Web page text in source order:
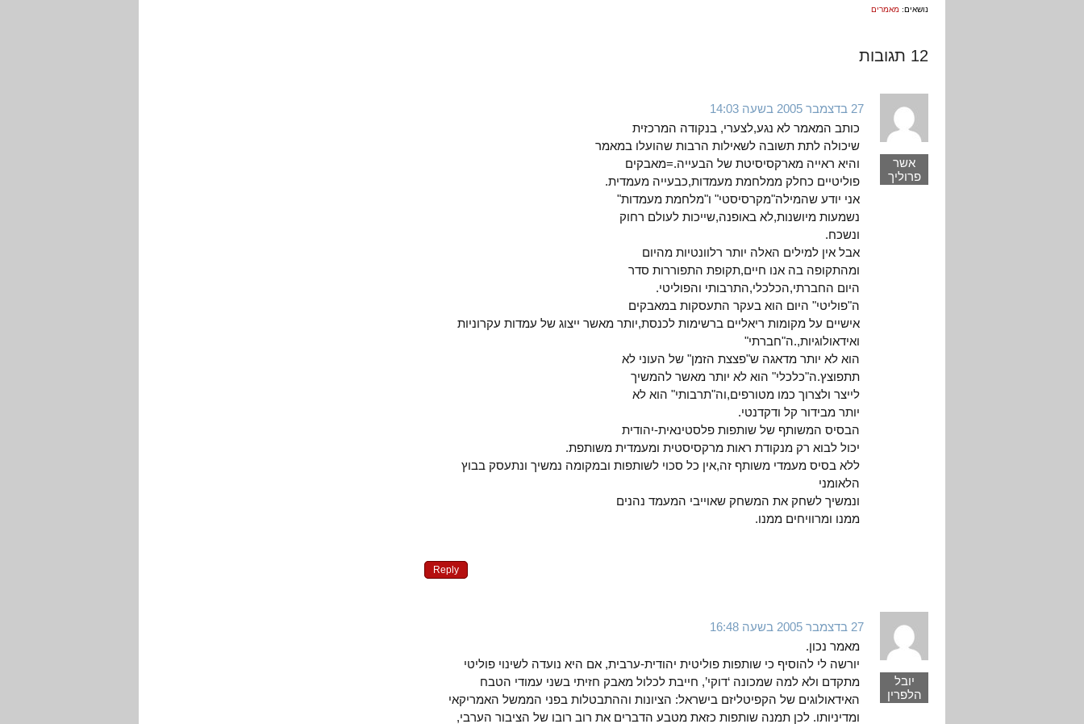
נושאים: מאמרים
12 תגובות
אשר
פרוליך
27 בדצמבר 2005 בשעה 14:03
כותב המאמר לא נגע,לצערי, בנקודה המרכזית
שיכולה לתת תשובה לשאילות הרבות שהועלו במאמר
והיא ראייה מארקסיסיטת של הבעייה.=מאבקים
פוליטיים כחלק ממלחמת מעמדות,כבעייה מעמדית.
אני יודע שהמילה"מקרסיסטי" ו"מלחמת מעמדות"
נשמעות מיושנות,לא באופנה,שייכות לעולם רחוק
ונשכח.
אבל אין למילים האלה יותר רלוונטיות מהיום
ומהתקופה בה אנו חיים,תקופת התפוררות סדר
היום החברתי,הכלכלי,התרבותי והפוליטי.
ה"פוליטי" היום הוא בעקר התעסקות במאבקים
אישיים על מקומות ריאליים ברשימות לכנסת,יותר מאשר ייצוג של עמדות עקרוניות
ואידאולוגיות,.ה"חברתי"
הוא לא יותר מדאגה ש"פצצת הזמן" של העוני לא
תתפוצץ.ה"כלכלי" הוא לא יותר מאשר להמשיך
לייצר ולצרוך כמו מטורפים,וה"תרבותי" הוא לא
יותר מבידור קל ודקדנטי.
הבסיס המשותף של שותפות פלסטינאית-יהודית
יכול לבוא רק מנקודת ראות מרקסיסטית ומעמדית משותפת.
ללא בסיס מעמדי משותף זה,אין כל סכוי לשותפות ובמקומה נמשיך ונתעסק בבוץ
הלאומני
ונמשיך לשחק את המשחק שאוייבי המעמד נהנים
ממנו ומרוויחים ממנו.
Reply
יובל
הלפרין
27 בדצמבר 2005 בשעה 16:48
מאמר נכון.
יורשה לי להוסיף כי שותפות פוליטית יהודית-ערבית, אם היא נועדה לשינוי פוליטי
מתקדם ולא למה שמכונה ‘דוקי’, חייבת לכלול מאבק חזיתי בשני עמודי הטבח
האידאולוגים של הקפיטליזם בישראל: הציונות וההתבטלות בפני הממשל האמריקאי
ומדיניותו. לכן תמנה שותפות כזאת מטבע הדברים את רוב רובו של הציבור הערבי,